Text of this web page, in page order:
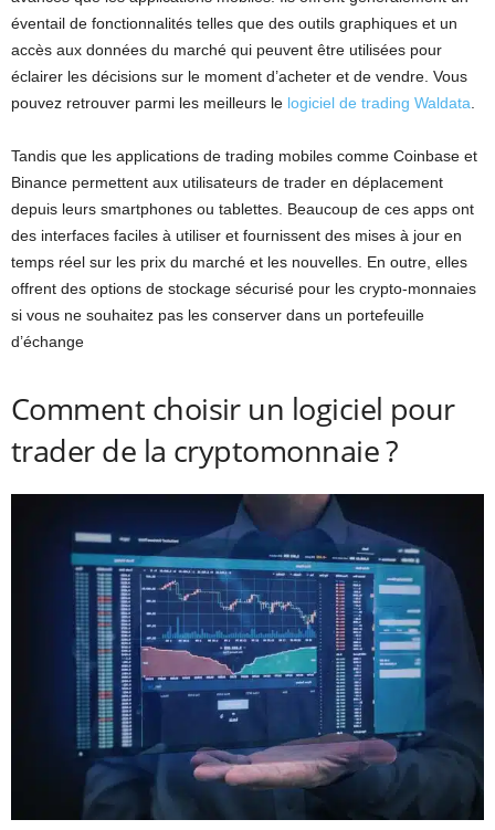
éventail de fonctionnalités telles que des outils graphiques et un
accès aux données du marché qui peuvent être utilisées pour
éclairer les décisions sur le moment d’acheter et de vendre. Vous
pouvez retrouver parmi les meilleurs le logiciel de trading Waldata.
Tandis que les applications de trading mobiles comme Coinbase et
Binance permettent aux utilisateurs de trader en déplacement
depuis leurs smartphones ou tablettes. Beaucoup de ces apps ont
des interfaces faciles à utiliser et fournissent des mises à jour en
temps réel sur les prix du marché et les nouvelles. En outre, elles
offrent des options de stockage sécurisé pour les crypto-monnaies
si vous ne souhaitez pas les conserver dans un portefeuille
d’échange
Comment choisir un logiciel pour
trader de la cryptomonnaie ?